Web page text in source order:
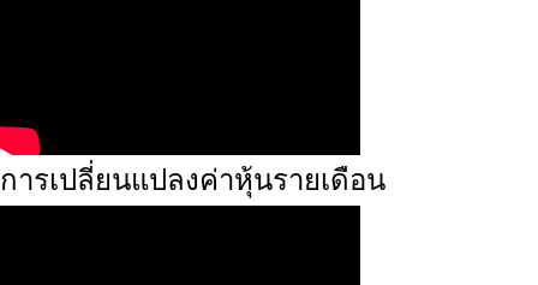
การเปลี่ยนแปลงค่าหุ้นรายเดือน